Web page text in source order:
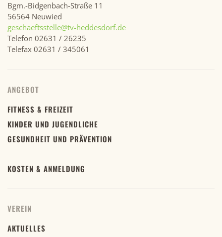
Bgm.-Bidgenbach-Straße 11
56564 Neuwied
geschaeftsstelle@tv-heddesdorf.de
Telefon 02631 / 26235
Telefax 02631 / 345061
ANGEBOT
FITNESS & FREIZEIT
KINDER UND JUGENDLICHE
GESUNDHEIT UND PRÄVENTION
KOSTEN & ANMELDUNG
VEREIN
AKTUELLES